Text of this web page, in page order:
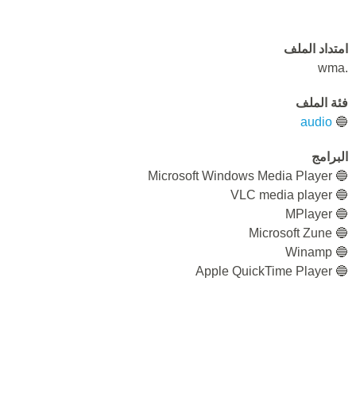
امتداد الملف
.wma
فئة الملف
🔵
audio
البرامج
🔵 Microsoft Windows Media Player
🔵 VLC media player
🔵 MPlayer
🔵 Microsoft Zune
🔵 Winamp
🔵 Apple QuickTime Player